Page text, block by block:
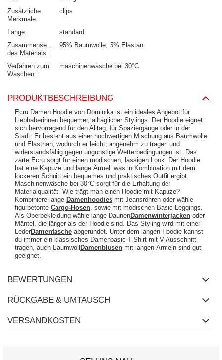
Zusätzliche
Merkmale
clips
Länge
standard
Zusammensetzung
des Materials
95% Baumwolle 5% Elastan
Verfahren zum
Waschen
maschinenwäsche bei 30°C
PRODUKTBESCHREIBUNG
Ecru Damen Hoodie von Dominika ist ein ideales Angebot für
Liebhaberinnen bequemer, alltäglicher Stylings. Der Hoodie eignet
sich hervorragend für den Alltag, für Spaziergänge oder in der
Stadt. Er besteht aus einer hochwertigen Mischung aus Baumwolle
und Elasthan, wodurch er leicht, angenehm zu tragen und
widerstandsfähig gegen ungünstige Wetterbedingungen ist. Das
zarte Ecru sorgt für einen modischen, lässigen Look. Der Hoodie
hat eine Kapuze und lange Ärmel, was in Kombination mit dem
lockeren Schnitt ein bequemes und praktisches Outfit ergibt.
Maschinenwäsche bei 30°C sorgt für die Erhaltung der
Materialqualität. Wie trägt man einen Hoodie mit Kapuze?
Kombiniere lange Damenhoodies mit Jeansröhren oder wähle
figurbetonte Cargo-Hosen , sowie mit modischen Basic-Leggings.
Als Oberbekleidung wähle lange DaunenDamenwinterjacken oder
Mäntel, die länger als der Hoodie sind. Das Styling wird mit einer
LederDamentasche abgerundet. Unter dem langen Hoodie kannst
du immer ein klassisches Damenbasic-T-Shirt mit V-Ausschnitt
tragen, auch Baumwoll Damenblusen mit langen Ärmeln sind gut
geeignet.
BEWERTUNGEN
RÜCKGABE & UMTAUSCH
VERSANDKOSTEN